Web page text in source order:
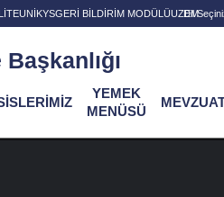
UNİKYSGERİ BİLDİRİM MODÜLÜUZEM
YEMEK
MENÜSÜ